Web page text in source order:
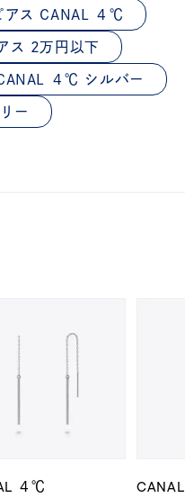
アス CANAL ４℃
ス 2万円以下
４℃ シルバー
ー
４℃